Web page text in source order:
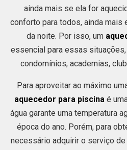
ainda mais se ela for
conforto para todos, ainda
da noite. Por isso, um
essencial para essas
condomínios, academias,
Para aproveitar ao máximo
aquecedor para piscina é
água garante uma temperatura
época do ano. Porém, para
necessário adquirir o serviço